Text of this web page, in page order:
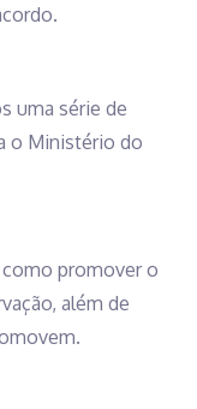
uma série de
o Ministério do
promover o
além de